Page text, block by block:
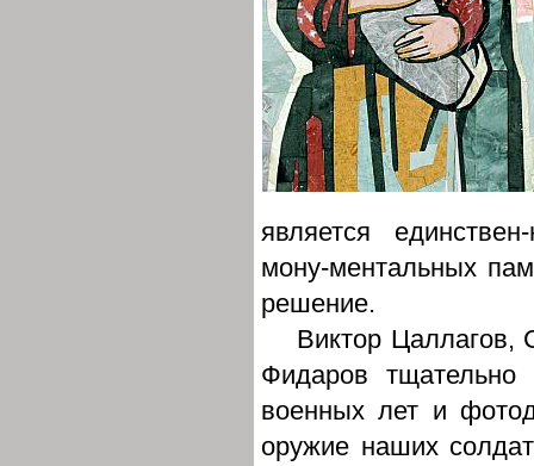
является
мону-ментальных
решение.
Виктор Цаллагов,
Фидаров тщательно
военных лет и
оружие наших